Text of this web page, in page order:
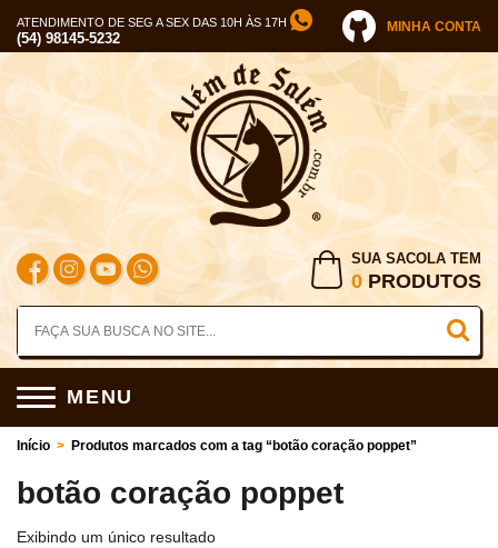
ATENDIMENTO DE SEG A SEX DAS 10H ÀS 17H
(54) 98145-5232
MINHA CONTA
SUA SACOLA TEM
0 PRODUTOS
MENU
Início > Produtos marcados com a tag “botão coração poppet”
botão coração poppet
Exibindo um único resultado